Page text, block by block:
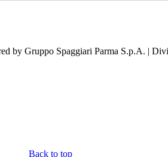
by Gruppo Spaggiari Parma S.p.A. |
Back to top